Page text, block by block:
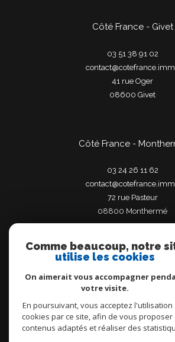
Côté France - Givet
03 51 38 91 02
41 rue Oger
08600
givet
Côté France -
03 24 26 11 62
72 rue Pasteur
08800
monthermé
Adhérents
© 2026 | Tous droits réservés |
Comme beaucoup, notre
utilise les cookies
On aimerait vous accompagner
votre visite.
En poursuivant, vous acceptez l'utilisation
cookies par ce site, afin de vous proposer
contenus adaptés et réaliser des